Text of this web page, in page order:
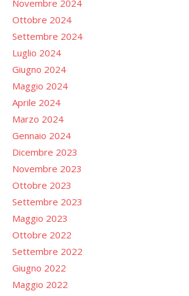
Novembre 2024
Ottobre 2024
Settembre 2024
Luglio 2024
Giugno 2024
Maggio 2024
Aprile 2024
Marzo 2024
Gennaio 2024
Dicembre 2023
Novembre 2023
Ottobre 2023
Settembre 2023
Maggio 2023
Ottobre 2022
Settembre 2022
Giugno 2022
Maggio 2022